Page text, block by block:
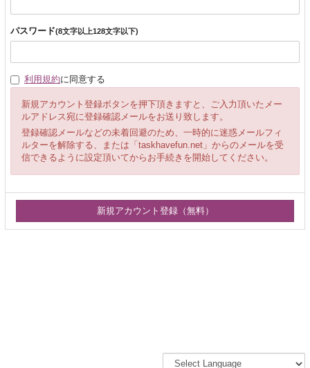
パスワード(8文字以上128文字以下)
利用規約に同意する
新規アカウント登録ボタンを押下頂きますと、ご入力頂いたメー
ルアドレス宛に登録確認メールをお送り致します。
登録確認メールなどの未着回避のため、一時的に迷惑メールフィ
ルターを解除する、または「taskhavefun.net」からのメールを受
信できるように設定頂いてからお手続きを開始してください。